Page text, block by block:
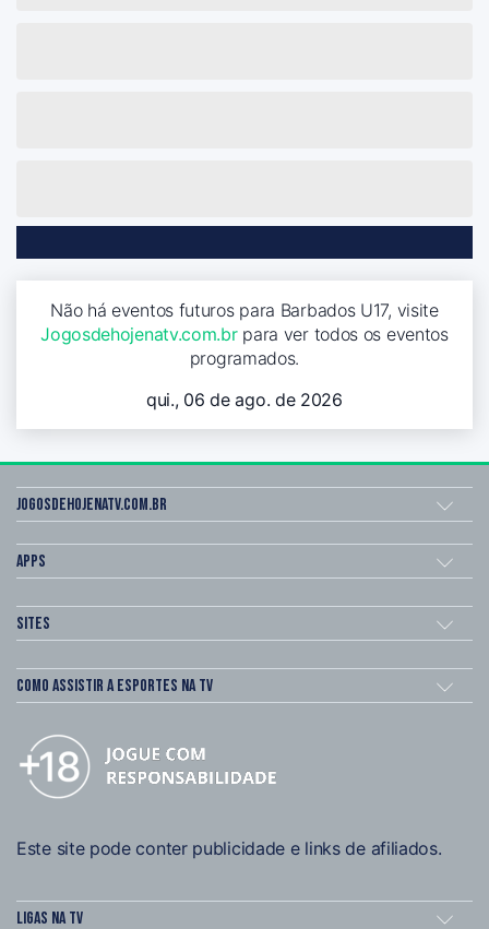
Não há eventos futuros para Barbados U17, visite
Jogosdehojenatv.com.brpara ver todos os eventos
programados.
qui., 06 de ago. de 2026
Jogosdehojenatv.com.br
Apps
Sites
Como assistir a esportes na TV
Este site pode conter publicidade e links de afiliados.
Ligas na TV